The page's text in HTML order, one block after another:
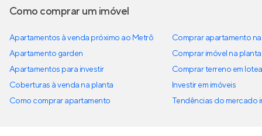
Como comprar um imóvel
Apartamentos à venda próximo ao Metrô
Apartamento garden
Apartamentos para investir
Coberturas à venda na planta
Como comprar apartamento
Comprar apartamento
Comprar imóvel na planta
Comprar terreno em
Investir em imóveis
Tendências do mercado